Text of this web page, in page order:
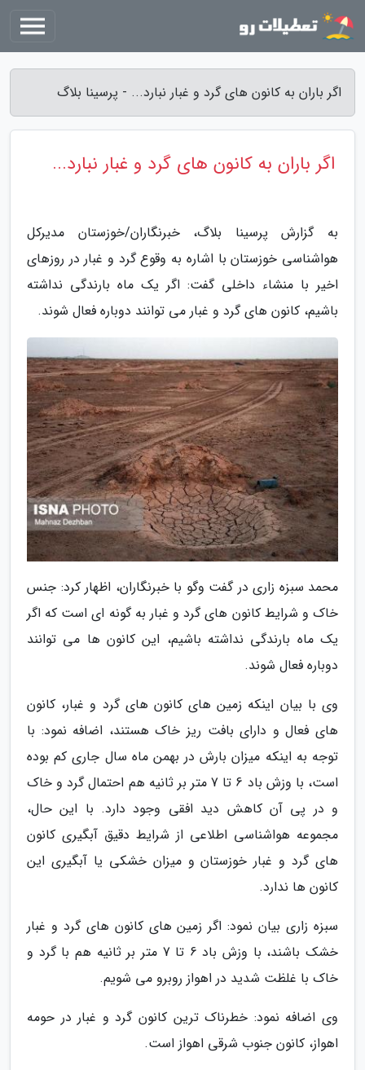
اگر باران به کانون های گرد و غبار نبارد... - پرسینا بلاگ
اگر باران به کانون های گرد و غبار نبارد...
به گزارش پرسینا بلاگ، خبرنگاران/خوزستان مدیرکل
هواشناسی خوزستان با اشاره به وقوع گرد و غبار در روزهای
اخیر با منشاء داخلی گفت: اگر یک ماه بارندگی نداشته
باشیم، کانون های گرد و غبار می توانند دوباره فعال شوند.
محمد سبزه زاری در گفت وگو با خبرنگاران، اظهار کرد: جنس
خاک و شرایط کانون های گرد و غبار به گونه ای است که اگر
یک ماه بارندگی نداشته باشیم، این کانون ها می توانند
دوباره فعال شوند.
وی با بیان اینکه زمین های کانون های گرد و غبار، کانون
های فعال و دارای بافت ریز خاک هستند، اضافه نمود: با
توجه به اینکه میزان بارش در بهمن ماه سال جاری کم بوده
است، با وزش باد 6 تا 7 متر بر ثانیه هم احتمال گرد و خاک
و در پی آن کاهش دید افقی وجود دارد. با این حال،
مجموعه هواشناسی اطلاعی از شرایط دقیق آبگیری کانون
های گرد و غبار خوزستان و میزان خشکی یا آبگیری این
کانون ها ندارد.
سبزه زاری بیان نمود: اگر زمین های کانون های گرد و غبار
خشک باشند، با وزش باد 6 تا 7 متر بر ثانیه هم با گرد و
خاک با غلظت شدید در اهواز روبرو می شویم.
وی اضافه نمود: خطرناک ترین کانون گرد و غبار در حومه
اهواز، کانون جنوب شرقی اهواز است.